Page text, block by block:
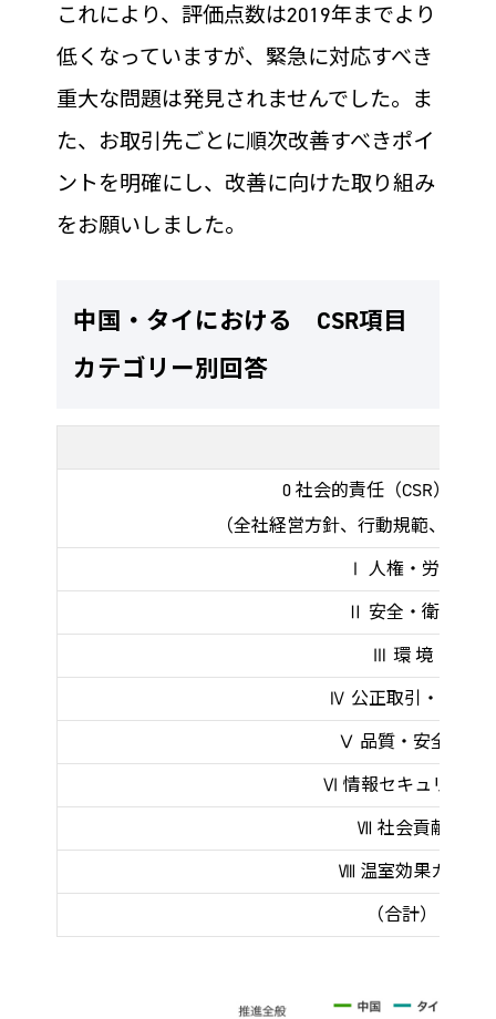
これにより、評価点数は2019年までより
低くなっていますが、緊急に対応すべき
重大な問題は発見されませんでした。ま
た、お取引先ごとに順次改善すべきポイ
ントを明確にし、改善に向けた取り組み
をお願いしました。
中国・タイにおける CSR項目
カテゴリー別回答
0 社会的責任（CSR）推進
（全社経営方針、行動規範、体制
Ⅰ 人権・労働
Ⅱ 安全・衛生
Ⅲ 環 境
Ⅳ 公正取引・倫理
Ⅴ 品質・安全性
Ⅵ 情報セキュリティ
Ⅶ 社会貢献
Ⅷ 温室効果ガス
（合計）